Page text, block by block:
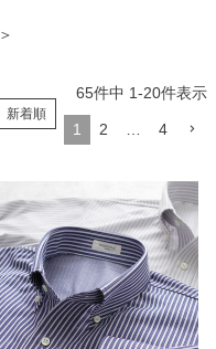
新着順
65件中 1-20件表示
1 2 … 4